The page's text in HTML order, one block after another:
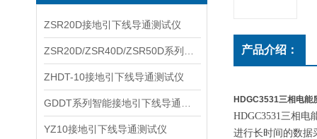
ZSR20D接地引下线导通测试仪
ZHDT-10接地引下线导通测试仪
YZ10接地引下线导通测试仪
产品介绍：
HDGC3531三相电能
HDGC3531三相
进行长时间的数据